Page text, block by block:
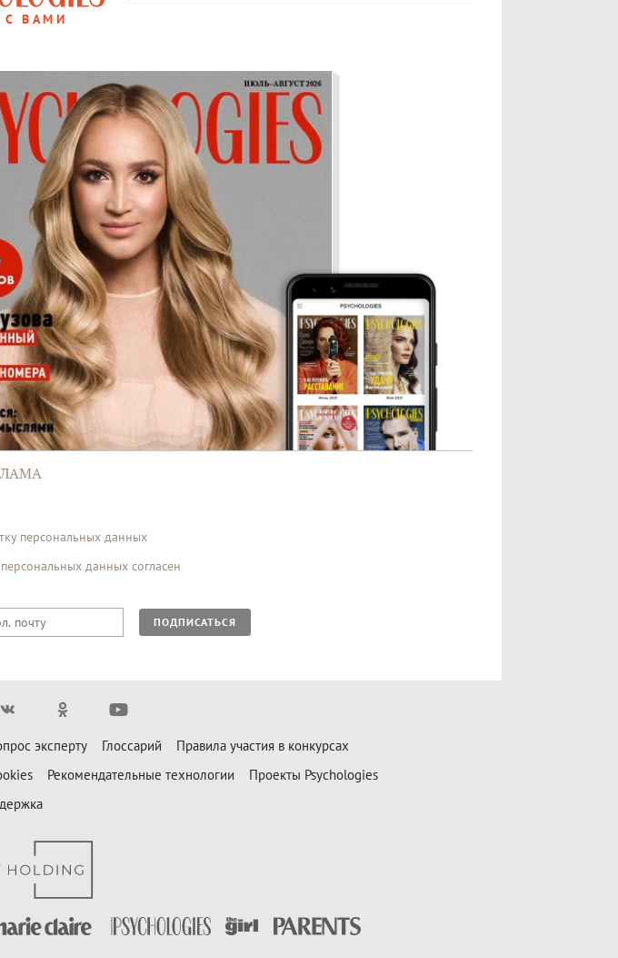
С ВАМИ
персональных данных
данных согласен
ПОДПИСАТЬСЯ
эксперту Глоссарий
Правила участия в конкурсах
Рекомендательные технологии
Проекты Psychologies